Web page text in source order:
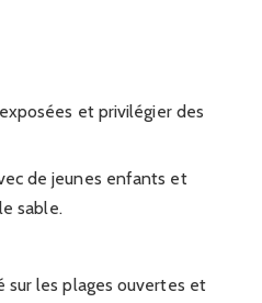
et privilégier des
de jeunes enfants et
sable.
sur les plages ouvertes et